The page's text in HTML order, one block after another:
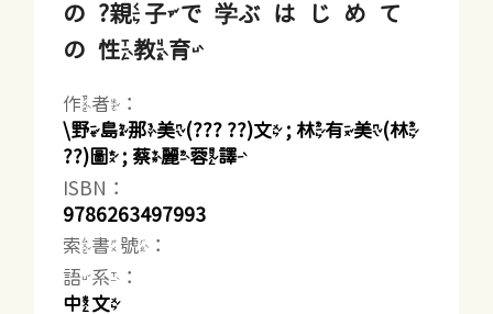
の?親子で学ぶはじめて
の性教育
作者：
\野島那美(??? ??)文 ; 林有美(林
??)圖 ; 蔡麗蓉譯
ISBN：
9786263497993
索書號：
語系：
中文